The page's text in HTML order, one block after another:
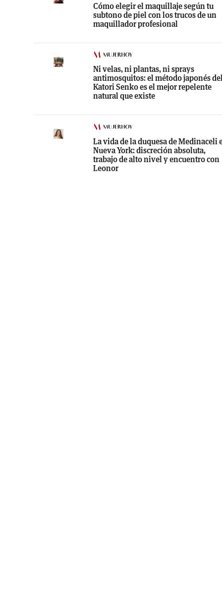
Cómo elegir el maquillaje según tu
subtono de piel con los trucos de un
maquillador profesional
Ni velas, ni plantas, ni sprays
antimosquitos: el método japonés
Katori Senko es el mejor repelente
natural que existe
La vida de la duquesa de Medinaceli
Nueva York: discreción absoluta,
trabajo de alto nivel y encuentro con
Leonor